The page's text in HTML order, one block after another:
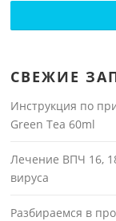
СВЕЖИЕ
Инструкция по
Green Tea 60ml
Лечение ВПЧ 16,
вируса
Разбираемся в